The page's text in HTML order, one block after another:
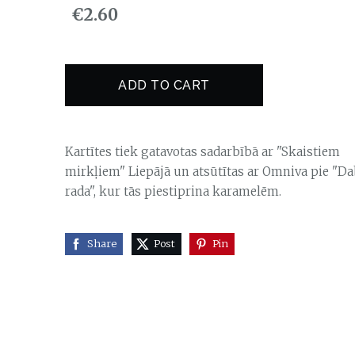
€2.60
ADD TO CART
Kartītes tiek gatavotas sadarbībā ar "Skaistiem
mirkļiem" Liepājā un atsūtītas ar Omniva pie
rada", kur tās piestiprina karamelēm.
Share Post Pin